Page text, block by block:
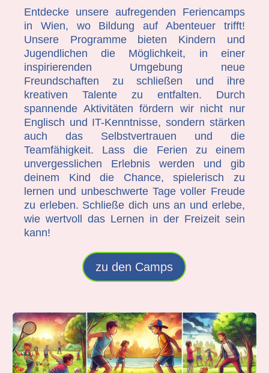
Entdecke unsere aufregenden Feriencamps
in Wien, wo Bildung auf Abenteuer trifft!
Unsere Programme bieten Kindern und
Jugendlichen die Möglichkeit, in einer
inspirierenden Umgebung neue
Freundschaften zu schließen und ihre
kreativen Talente zu entfalten. Durch
spannende Aktivitäten fördern wir nicht nur
Englisch und IT-Kenntnisse, sondern stärken
auch das Selbstvertrauen und die
Teamfähigkeit. Lass die Ferien zu einem
unvergesslichen Erlebnis werden und gib
deinem Kind die Chance, spielerisch zu
lernen und unbeschwerte Tage voller Freude
zu erleben. Schließe dich uns an und erlebe,
wie wertvoll das Lernen in der Freizeit sein
kann!
zu den Camps